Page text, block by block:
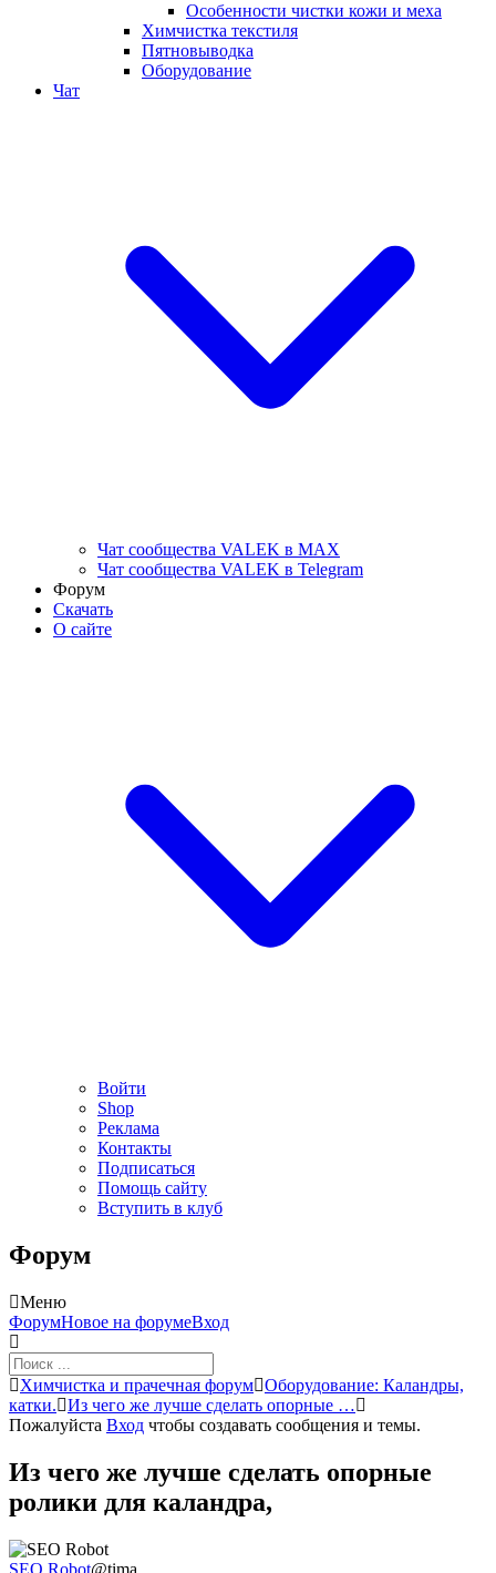
Особенности чистки кожи и меха
Химчистка текстиля
Пятновыводка
Оборудование
Чат
Чат сообщества VALEK в MAX
Чат сообщества VALEK в Telegram
Форум
Скачать
О сайте
Войти
Shop
Реклама
Контакты
Подписаться
Помощь сайту
Вступить в клуб
Форум
Меню
Навигация
Форума
ФорумНовое на форумеВход
Форум
breadcrumbs
-
здесь:
Химчистка и прачечная форум Оборудование: Каландры,
катки.
Из чего же лучше сделать опорные …
Пожалуйста Вход чтобы создавать сообщения и темы.
Из чего же лучше сделать опорные
ролики для каландра,
SEO Robot@tima